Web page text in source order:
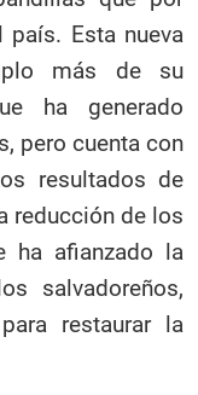
país. Esta nueva
más de su
ha generado
pero cuenta con
resultados de
reducción de los
ha afianzado la
salvadoreños,
restaurar la